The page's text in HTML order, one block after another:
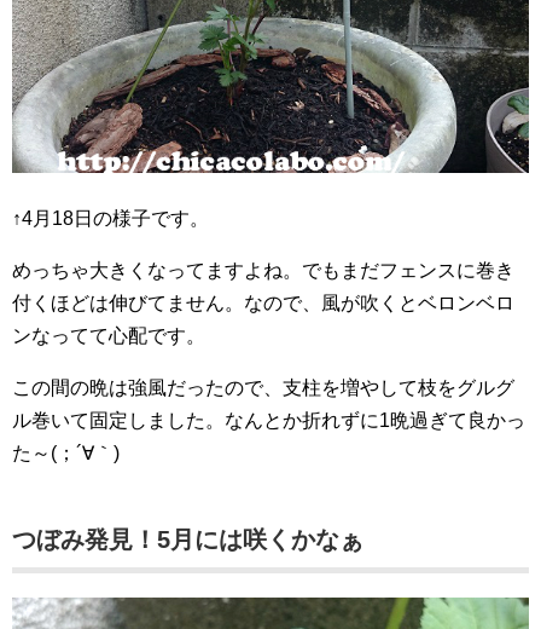
↑4月18日の様子です。
めっちゃ大きくなってますよね。でもまだフェンスに巻き
付くほどは伸びてません。なので、風が吹くとベロンベロ
ンなってて心配です。
この間の晩は強風だったので、支柱を増やして枝をグルグ
ル巻いて固定しました。なんとか折れずに1晩過ぎて良かっ
た～(；´∀｀)
つぼみ発見！5月には咲くかなぁ